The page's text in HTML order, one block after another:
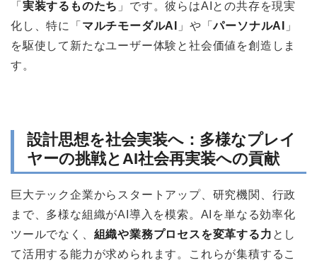
「 実装するものたち 」です。彼らはAIとの共存を現実
化し、特に「 マルチモーダルAI 」や「パーソナルAI
」
を駆使して新たなユーザー体験と社会価値を創造しま
す。
設計思想を社会実装へ：多様なプレイ
ヤーの挑戦とAI社会再実装への貢献
巨大テック企業からスタートアップ、研究機関、行政
まで、多様な組織がAI導入を模索。AIを単なる効率化
ツールでなく、 組織や業務プロセスを変革する力 とし
て活用する能力が求められます。これらが集積するこ